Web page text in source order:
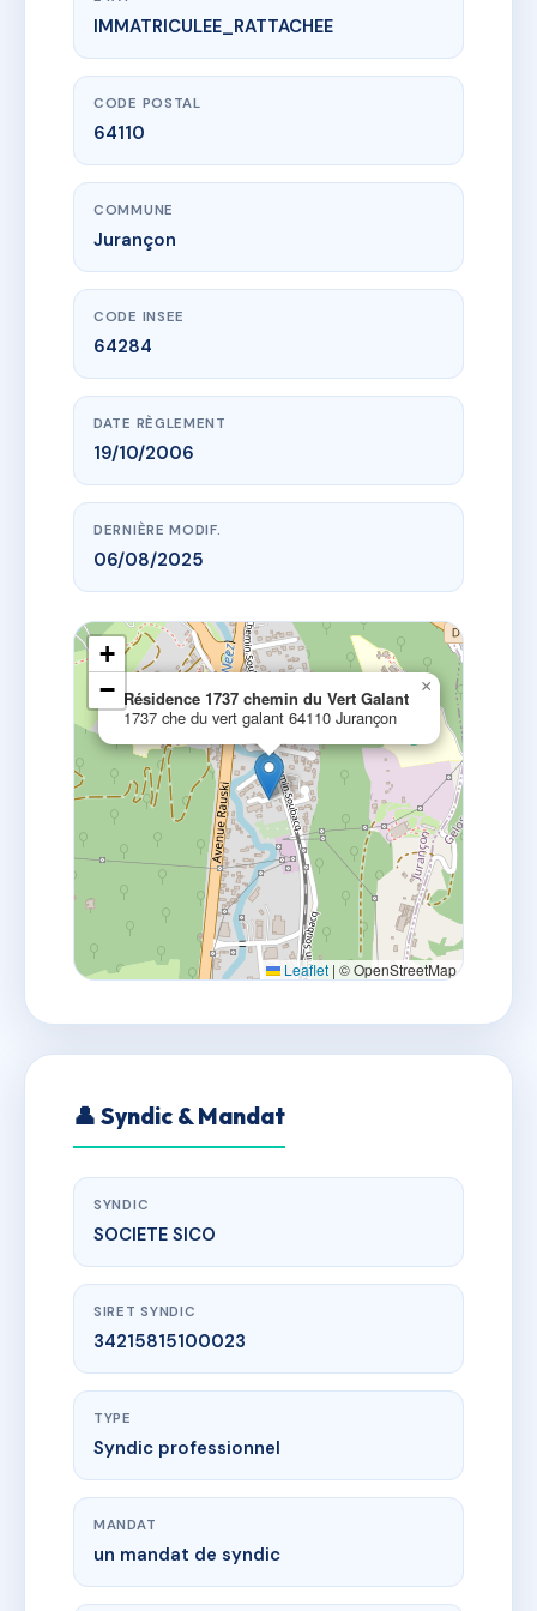
www.vme.plus/AE4977278
Résidence 1737 chemin du Vert Galant
1737 che du vert galant
IMMATRICULEE_RATTACHEE
CODE POSTAL
64110
COMMUNE
Jurançon
CODE INSEE
64284
DATE RÈGLEMENT
19/10/2006
DERNIÈRE MODIF.
06/08/2025
Résidence 1737 chemin du Vert Galant
1737 che du vert galant 64110 Jurançon
×
+
−
Leaflet | © OpenStreetMap
👤 Syndic & Mandat
SYNDIC
SOCIETE SICO
SIRET SYNDIC
34215815100023
TYPE
Syndic professionnel
MANDAT
un mandat de syndic